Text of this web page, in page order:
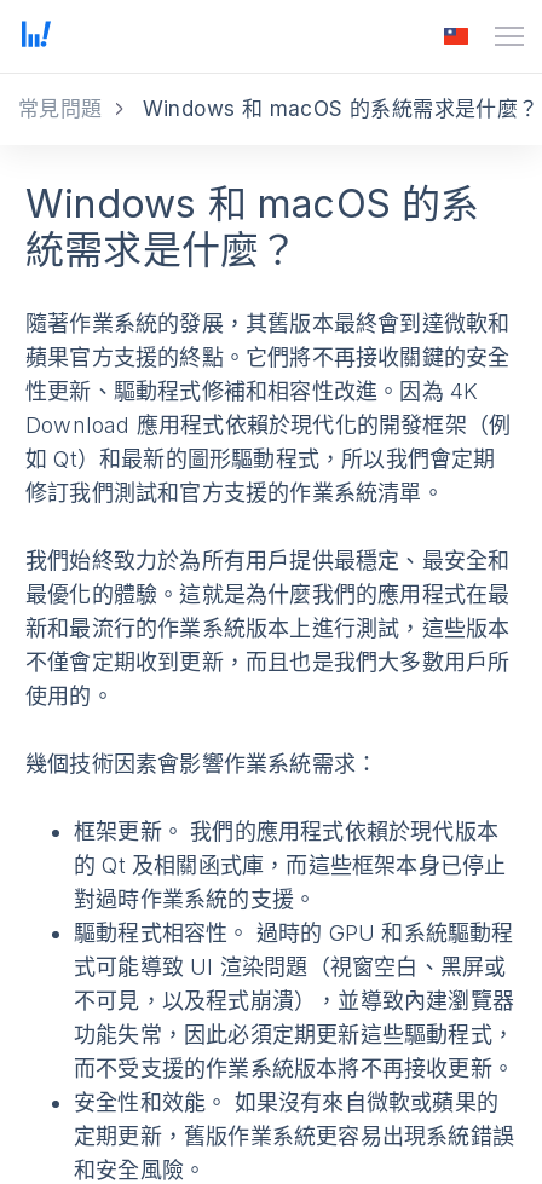
常見問題 Windows 和 macOS 的系統需求是什麼？
Windows 和 macOS 的系
統需求是什麼？
隨著作業系統的發展，其舊版本最終會到達微軟和
蘋果官方支援的終點。它們將不再接收關鍵的安全
性更新、驅動程式修補和相容性改進。因為 4K
Download 應用程式依賴於現代化的開發框架（例
如 Qt）和最新的圖形驅動程式，所以我們會定期
修訂我們測試和官方支援的作業系統清單。
我們始終致力於為所有用戶提供最穩定、最安全和
最優化的體驗。這就是為什麼我們的應用程式在最
新和最流行的作業系統版本上進行測試，這些版本
不僅會定期收到更新，而且也是我們大多數用戶所
使用的。
幾個技術因素會影響作業系統需求：
框架更新。 我們的應用程式依賴於現代版本
的 Qt 及相關函式庫，而這些框架本身已停止
對過時作業系統的支援。
驅動程式相容性 。 過時的 GPU 和系統驅動程
式可能導致 UI 渲染問題（視窗空白、黑屏或
不可見，以及程式崩潰），並導致內建瀏覽器
功能失常，因此必須定期更新這些驅動程式，
而不受支援的作業系統版本將不再接收更新。
安全性和效能 。 如果沒有來自微軟或蘋果的
定期更新，舊版作業系統更容易出現系統錯誤
和安全風險。